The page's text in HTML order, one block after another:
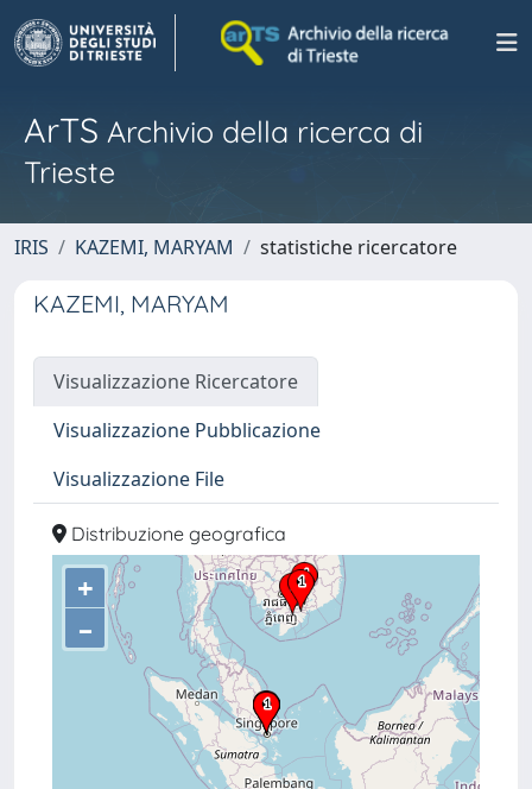
ArTS Archivio della ricerca di
Trieste
IRIS KAZEMI, MARYAM statistiche ricercatore
KAZEMI, MARYAM
Visualizzazione Ricercatore
Visualizzazione Pubblicazione
Visualizzazione File
Distribuzione geografica
+
–